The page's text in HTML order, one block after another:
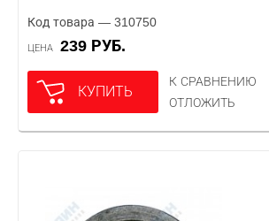
Код товара — 310750
ЦЕНА 239 РУБ.
КУПИТЬ
К СРАВНЕНИЮ
ОТЛОЖИТЬ